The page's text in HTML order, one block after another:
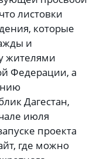
листовки
которые
и
жителями
Федерации, а
Дагестан,
июля
проекта
где можно